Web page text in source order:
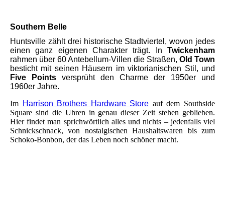
Southern Belle
Huntsville zählt drei historische Stadtviertel, wovon jedes
einen ganz eigenen Charakter trägt. In Twickenham
rahmen über 60 Antebellum-Villen die Straßen, Old Town
besticht mit seinen Häusern im viktorianischen Stil, und
Five Points versprüht den Charme der 1950er und
1960er Jahre.
Im Harrison Brothers Hardware Store auf dem Southside
Square sind die Uhren in genau dieser Zeit stehen geblieben.
Hier findet man sprichwörtlich alles und nichts – jedenfalls viel
Schnickschnack, von nostalgischen Haushaltswaren bis zum
Schoko-Bonbon, der das Leben noch schöner macht.